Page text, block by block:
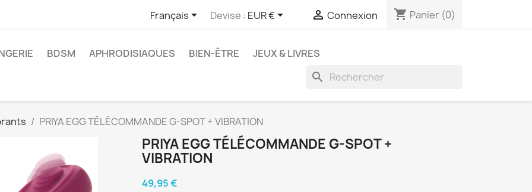
Français Devise : EUR €  Connexion shopping_cart Panier (0)
BDSM APHRODISIAQUES BIEN-ÊTRE JEUX & LIVRES
search
PRIYA EGG TÉLÉCOMMANDE G-SPOT + VIBRATION
PRIYA EGG TÉLÉCOMMANDE G-SPOT +
VIBRATION
49,95 €